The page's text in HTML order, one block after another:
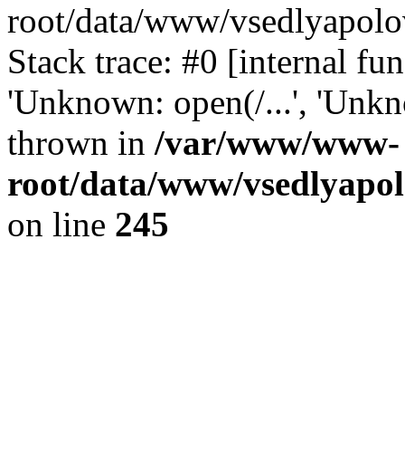
root/data/www/
Stack trace: #0 [internal
'Unknown: open(/...',
thrown in /var/www/www-
root/data/www/
on line 245